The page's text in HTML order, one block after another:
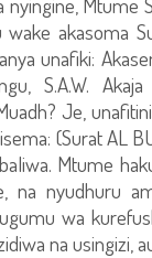
akasoma
unafiki:
S.A.W.
Je,
(Surat AL
Mtume
na nyudhuru
wa
na usingizi,